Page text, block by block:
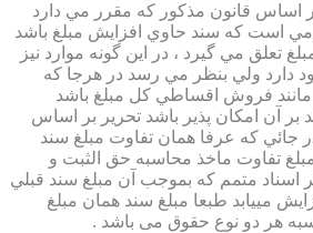
بر اساس قانون مذكور كه مقرر مي دارد
است كه سند حاوي افزايش مبلغ باشد
تعلق مي گيرد ، در اين گونه موارد نيز
دارد ولي بنظر مي رسد در هرجا كه
مانند فروش اقساطي كل مبلغ باشد
بر آن امكان پذير باشد تحرير بر اساس
كه عرفا همان تفاوت مبلغ سند
تفاوت ماخذ محاسبه حق الثبت و
اسناد متمم كه بموجب آن مبلغ سند قبلي
مييابد طبعا مبلغ سند همان مبلغ
هر دو نوع حقوق می باشد .